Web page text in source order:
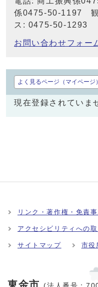
係0475-50-1197 観
ス: 0475-50-1293
お問い合わせフォー
よく見るページ（マイページ
現在登録されていま
リンク・著作権・免責
アクセシビリティへの
サイトマップ 市役
東金市